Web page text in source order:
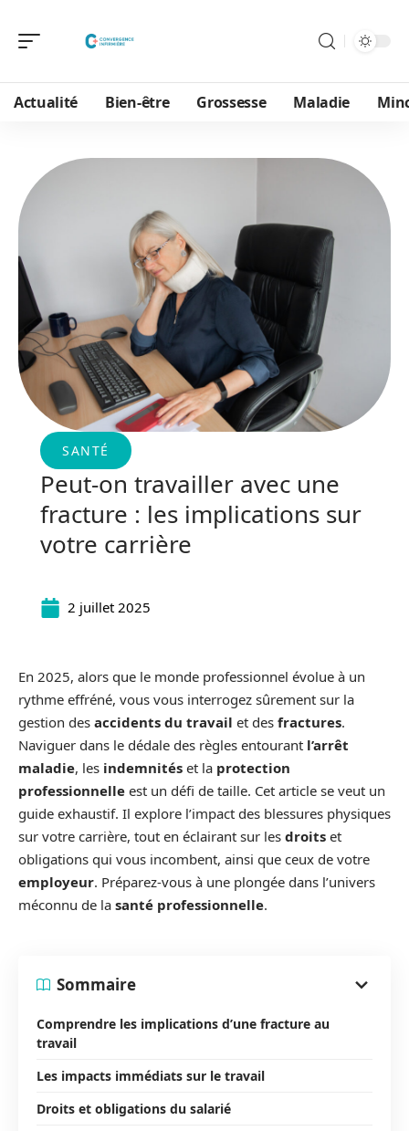
Actualité Bien-être Grossesse Maladie
SANTÉ
Peut-on travailler avec une
fracture : les implications sur
votre carrière
2 juillet 2025
En 2025, alors que le monde professionnel évolue à un
rythme effréné, vous vous interrogez sûrement sur la
gestion des accidents du travail et des fractures.
Naviguer dans le dédale des règles entourant l’arrêt
maladie, les indemnités et la protection
professionnelle est un défi de taille. Cet article se veut un
guide exhaustif. Il explore l’impact des blessures physiques
sur votre carrière, tout en éclairant sur les droits et
obligations qui vous incombent, ainsi que ceux de votre
employeur. Préparez-vous à une plongée dans l’univers
méconnu de la santé professionnelle.
Sommaire
Comprendre les implications d’une fracture au
travail
Les impacts immédiats sur le travail
Droits et obligations du salarié